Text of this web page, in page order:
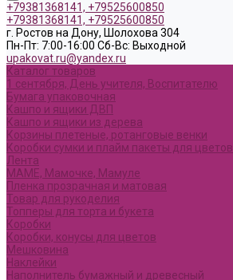
+79381368141, +79525600850
+79381368141, +79525600850
г. Ростов на Дону, Шолохова 304
Пн-Пт: 7:00-16:00 Cб-Вс: Выходной
upakovat.ru@yandex.ru
Каталог товаров
1 сентября, День учителя, Воспитателю
Бумага упаковочная
Кашпо и ящики ДВП
Кашпо и ящики из дерева
Корзины плетеные, ротанговые венки
Коробки сумки и плайм пакеты для цветов
Лента
МАМЕ, Мамочке, Мамуле
Пленка прозрачная и матовая
Товар для рукоделия
Топперы для торта и букета
Коробки
Коробки, конусы для цветов
Мешковина
Наклейки
Наполнитель бумажный и древесный